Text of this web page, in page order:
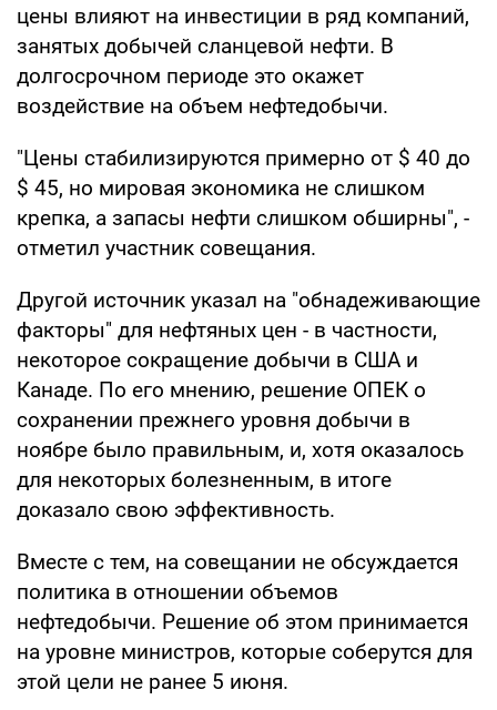
цены влияют на инвестиции в ряд компаний,
занятых добычей сланцевой нефти. В
долгосрочном периоде это окажет
воздействие на объем нефтедобычи.
"Цены стабилизируются примерно от $ 40 до
$ 45, но мировая экономика не слишком
крепка, а запасы нефти слишком обширны", -
отметил участник совещания.
Другой источник указал на "обнадеживающие
факторы" для нефтяных цен - в частности,
некоторое сокращение добычи в США и
Канаде. По его мнению, решение ОПЕК о
сохранении прежнего уровня добычи в
ноябре было правильным, и, хотя оказалось
для некоторых болезненным, в итоге
доказало свою эффективность.
Вместе с тем, на совещании не обсуждается
политика в отношении объемов
нефтедобычи. Решение об этом принимается
на уровне министров, которые соберутся для
этой цели не ранее 5 июня.